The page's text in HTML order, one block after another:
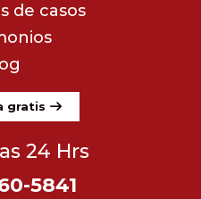
de casos
gratis
24 Hrs
5841